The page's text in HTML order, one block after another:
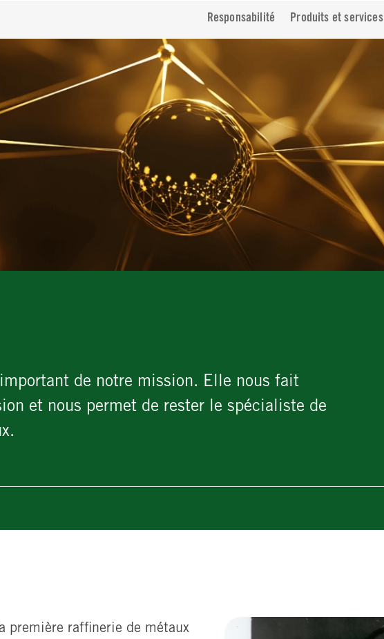
Responsabilité Produits et services
de notre mission. Elle nous fait
et nous permet de rester le spécialiste de
première raffinerie de métaux